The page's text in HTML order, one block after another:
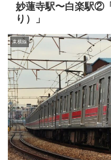
妙蓮寺駅〜白楽駅②
り）」
東横線